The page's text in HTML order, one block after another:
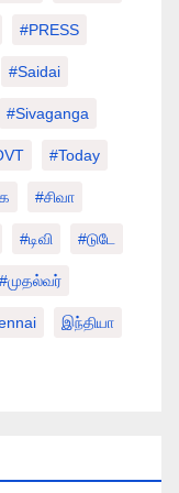
#PRESS
#saidai
#Sivaganga
#today
#சிவா
#டிவி #டுடே
#முதல்வர்
இந்தியா